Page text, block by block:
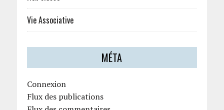
Vie Associative
MÉTA
Connexion
Flux des publications